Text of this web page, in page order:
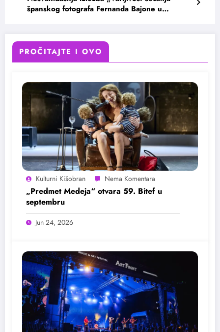
španskog fotografa Fernanda Bajone u
PROČITAJTE I OVO
Kulturni Kišobran
„Predmet Medeja“ otvara 59. Bitef u
septembru
Jun 24, 2026